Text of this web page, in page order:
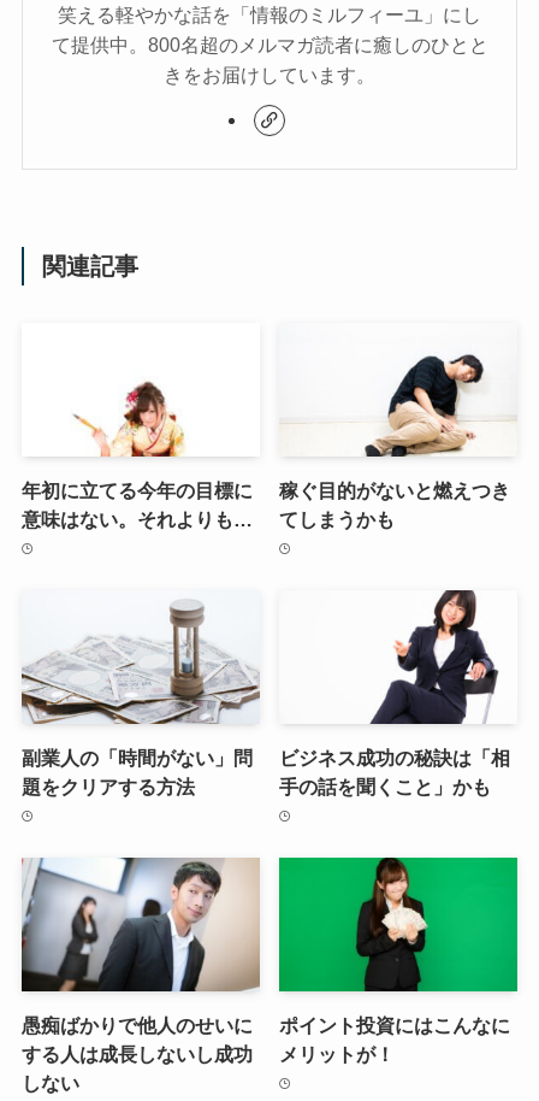
笑える軽やかな話を「情報のミルフィーユ」にし
て提供中。800名超のメルマガ読者に癒しのひとと
きをお届けしています。
関連記事
年初に立てる今年の目標に
意味はない。それよりも…
稼ぐ目的がないと燃えつき
てしまうかも
副業人の「時間がない」問
題をクリアする方法
ビジネス成功の秘訣は「相
手の話を聞くこと」かも
愚痴ばかりで他人のせいに
する人は成長しないし成功
しない
ポイント投資にはこんなに
メリットが！